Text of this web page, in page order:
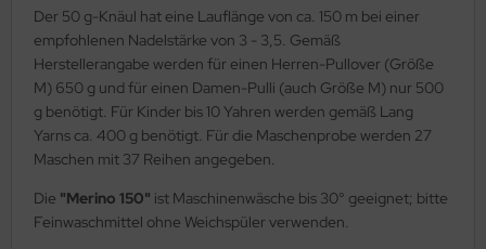
Der 50 g-Knäul hat eine Lauflänge von ca. 150 m bei einer
empfohlenen Nadelstärke von 3 - 3,5. Gemäß
Herstellerangabe werden für einen Herren-Pullover (Größe
M) 650 g und für einen Damen-Pulli (auch Größe M) nur 500
g benötigt. Für Kinder bis 10 Yahren werden gemäß Lang
Yarns ca. 400 g benötigt. Für die Maschenprobe werden 27
Maschen mit 37 Reihen angegeben.
Die "Merino 150" ist Maschinenwäsche bis 30° geeignet; bitte
Feinwaschmittel ohne Weichspüler verwenden.